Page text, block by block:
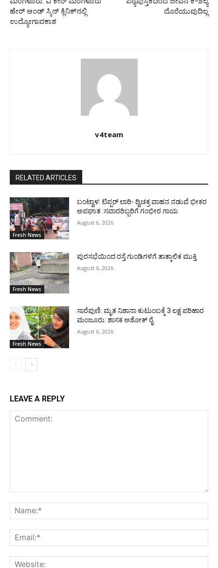
ಹೇರ್ ಆಂಡ್ ಸ್ಕಿನ್ ಕ್ಲಿನಿಕ್‍ನಲ್ಲಿ
ಉದ್ಯೋಗಾವಕಾಶ
ದೊರೆಯುವುದಿಲ್ಲ
v4team
RELATED ARTICLES
Fresh News
ಬಂಟ್ವಾಳ: ಟಿಪ್ಪರ್ ಲಾರಿ- ದ್ವಿಚಕ್ರ ವಾಹನ ನಡುವೆ ಭೀಕರ
ಅಪಘಾತ :ಸವಾರರಿಬ್ಬರಿಗೆ ಗಂಭೀರ ಗಾಯ
August 6, 2026
Fresh News
ಪುರಸಭೆಯಿಂದ ರಸ್ತೆ ಗುಂಡಿಗಳಿಗೆ ತಾತ್ಕಾಲಿಕ ಮುಕ್ತಿ
August 6, 2026
Fresh News
ಸಾರೆಪುಣಿ: ಮೃತ ನಿಶಾನಾ ಕುಟುಂಬಕ್ಕೆ 3 ಲಕ್ಷ ಪರಿಹಾರ
ಮಂಜೂರು: ಶಾಸಕ ಅಶೋಕ್ ರೈ
August 6, 2026
LEAVE A REPLY